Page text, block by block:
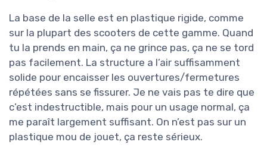
La base de la selle est en plastique rigide, comme
sur la plupart des scooters de cette gamme. Quand
tu la prends en main, ça ne grince pas, ça ne se tord
pas facilement. La structure a l’air suffisamment
solide pour encaisser les ouvertures/fermetures
répétées sans se fissurer. Je ne vais pas te dire que
c’est indestructible, mais pour un usage normal, ça
me paraît largement suffisant. On n’est pas sur un
plastique mou de jouet, ça reste sérieux.